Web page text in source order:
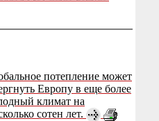
потепление может
Европу в еще более
климат на
сотен лет.